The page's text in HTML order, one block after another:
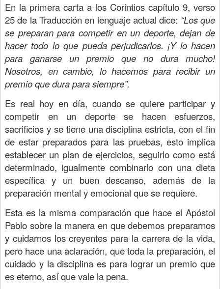
En la primera carta a los Corintios capítulo 9, verso
25 de la Traducción en lenguaje actual dice: “Los que
se preparan para competir en un deporte, dejan de
hacer todo lo que pueda perjudicarlos. ¡Y lo hacen
para ganarse un premio que no dura mucho!
Nosotros, en cambio, lo hacemos para recibir un
premio que dura para siempre”.
Es real hoy en día, cuando se quiere participar y
competir en un deporte se hacen esfuerzos,
sacrificios y se tiene una disciplina estricta, con el fin
de estar preparados para las pruebas, esto implica
establecer un plan de ejercicios, seguirlo como está
determinado, igualmente combinarlo con una dieta
específica y un buen descanso, además de la
preparación mental y emocional que se requiere.
Esta es la misma comparación que hace el Apóstol
Pablo sobre la manera en que debemos prepararnos
y cuidarnos los creyentes para la carrera de la vida,
pero hace una aclaración, que toda la preparación, el
cuidado y la disciplina es para lograr un premio que
es eterno, así que vale la pena.